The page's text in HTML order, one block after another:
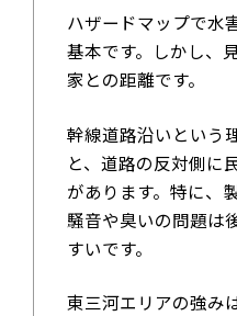
ハザードマップで水
基本です。しかし、
家との距離です。
幹線道路沿いという
と、道路の反対側に
があります。特に、
騒音や臭いの問題は
すいです。
東三河エリアの強み